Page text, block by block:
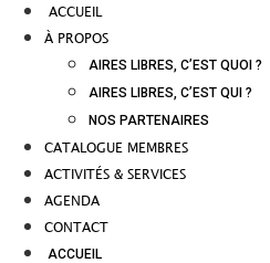
ACCUEIL
À PROPOS
AIRES LIBRES, C’EST QUOI ?
AIRES LIBRES, C’EST QUI ?
NOS PARTENAIRES
CATALOGUE MEMBRES
ACTIVITÉS & SERVICES
AGENDA
CONTACT
ACCUEIL